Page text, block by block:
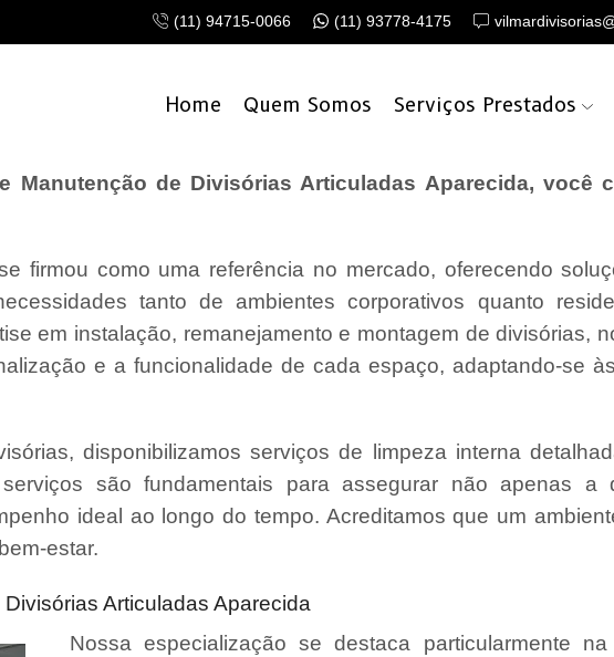
(11) 94715-0066 (11) 93778-4175
Home Quem Somos Serviços Prestados
Manutenção de Divisórias Articuladas Aparecida, você
firmou como uma referência no mercado, oferecendo
tanto de ambientes corporativos quanto
em instalação, remanejamento e montagem de divisórias,
e a funcionalidade de cada espaço, adaptando-se
disponibilizamos serviços de limpeza interna
são fundamentais para assegurar não apenas a
ideal ao longo do tempo. Acreditamos que um
estar.
Articuladas Aparecida
Nossa especialização se destaca particularmente